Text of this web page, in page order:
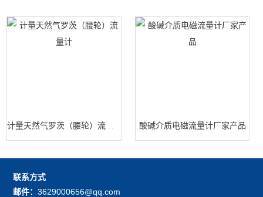
酸碱介质电磁流量计厂家产品
联系方式
邮件：3629000656@qq.com